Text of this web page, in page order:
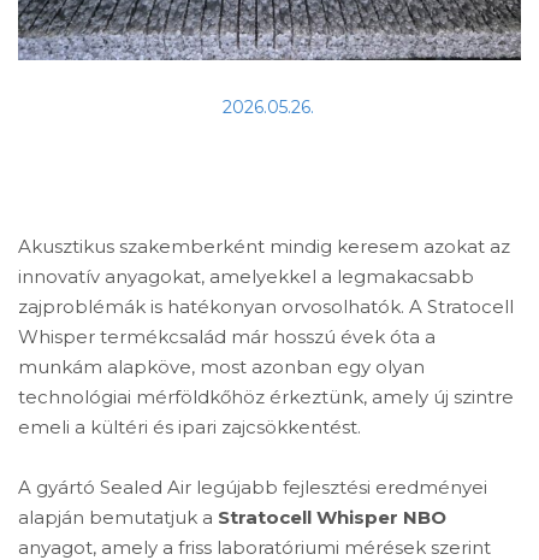
2026.05.26.
Akusztikus szakemberként mindig keresem azokat az
innovatív anyagokat, amelyekkel a legmakacsabb
zajproblémák is hatékonyan orvosolhatók. A Stratocell
Whisper termékcsalád már hosszú évek óta a
munkám alapköve, most azonban egy olyan
technológiai mérföldkőhöz érkeztünk, amely új szintre
emeli a kültéri és ipari zajcsökkentést.
A gyártó Sealed Air legújabb fejlesztési eredményei
alapján bemutatjuk a Stratocell Whisper NBO
anyagot, amely a friss laboratóriumi mérések szerint